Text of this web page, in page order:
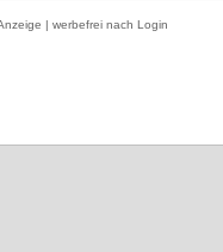
| werbefrei nach Login